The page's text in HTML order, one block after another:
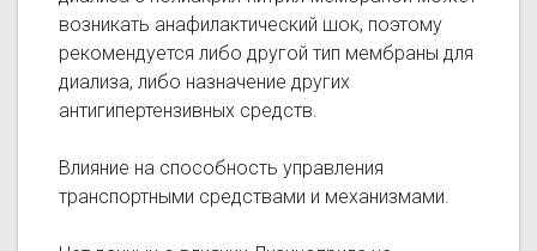
возникать анафилактический шок, поэтому
рекомендуется либо другой тип мембраны для
диализа, либо назначение других
антигипертензивных средств.
Влияние на способность управления
транспортными средствами и механизмами.